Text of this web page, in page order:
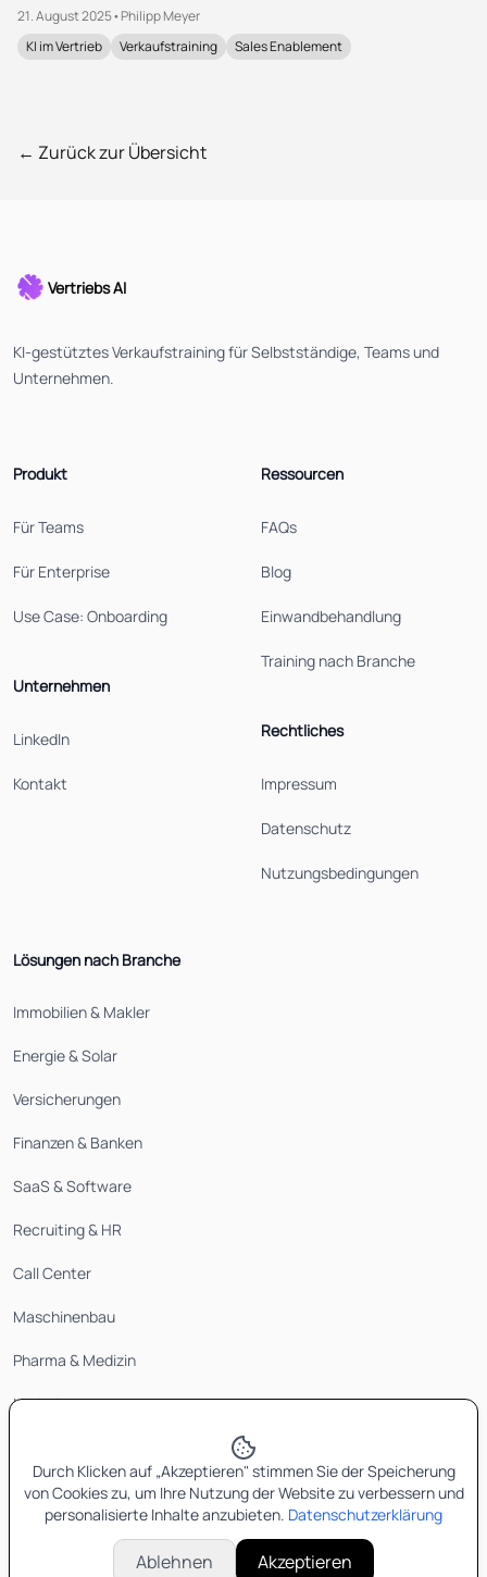
21. August 2025•Philipp Meyer
KI im Vertrieb
Verkaufstraining Sales Enablement
← Zurück zur Übersicht
Vertriebs AI
KI-gestütztes Verkaufstraining für Selbstständige, Teams und
Unternehmen.
Produkt
Für Teams
Für Enterprise
Use Case: Onboarding
Unternehmen
LinkedIn
Kontakt
Ressourcen
FAQs
Blog
Einwandbehandlung
Training nach Branche
Rechtliches
Impressum
Datenschutz
Nutzungsbedingungen
Lösungen nach Branche
Immobilien & Makler
Energie & Solar
Versicherungen
Finanzen & Banken
SaaS & Software
Recruiting & HR
Call Center
Maschinenbau
Pharma & Medizin
Logistik
Software aus Deutschland
Durch Klicken auf „Akzeptieren" stimmen Sie der Speicherung
von Cookies zu, um Ihre Nutzung der Website zu verbessern und
personalisierte Inhalte anzubieten. Datenschutzerklärung
Ablehnen Akzeptieren